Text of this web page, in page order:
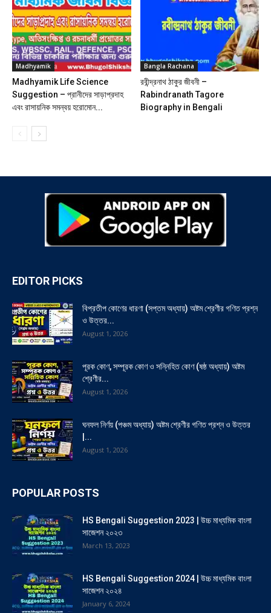
Madhyamik
Madhyamik Life Science
Suggestion – প্রানীদের সাড়াপ্রদাহ
এবং রাসায়নিক সমন্বয় হরোমোন...
Bangla Rachana
রবীন্দ্রনাথ ঠাকুর জীবনী –
Rabindranath Tagore
Biography in Bengali
EDITOR PICKS
বিপ্রতীপ কোণের ধারণা (সপ্তম অধ্যায়) অষ্টম শ্রেণীর গণিত প্রশ্ন
ও উত্তর...
August 1, 2026
পূরক কোণ, সম্পূরক কোণ ও সন্নিহিত কোণ (ষষ্ঠ অধ্যায়) অষ্টম
শ্রেণীর...
August 1, 2026
ঘনফল নির্ণয় (পঞ্চম অধ্যায়) অষ্টম শ্রেণীর গণিত প্রশ্ন ও উত্তর
|...
August 1, 2026
POPULAR POSTS
HS Bengali Suggestion 2023 | উচ্চ মাধ্যমিক বাংলা
সাজেশন ২০২৩
March 13, 2023
HS Bengali Suggestion 2024 | উচ্চ মাধ্যমিক বাংলা
সাজেশন ২০২৪
January 6, 2024